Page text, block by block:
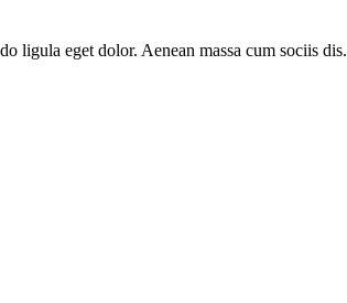
ligula eget dolor. Aenean massa cum sociis dis.